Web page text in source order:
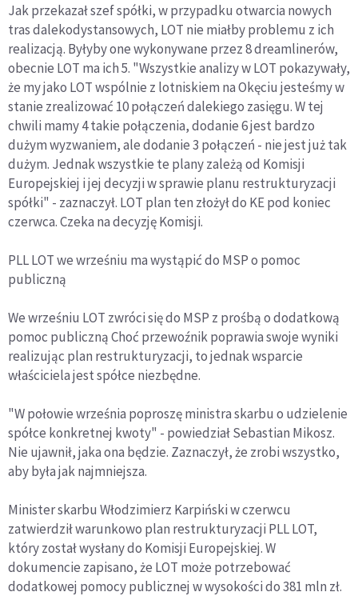
Jak przekazał szef spółki, w przypadku otwarcia nowych
tras dalekodystansowych, LOT nie miałby problemu z ich
realizacją. Byłyby one wykonywane przez 8 dreamlinerów,
obecnie LOT ma ich 5. "Wszystkie analizy w LOT pokazywały,
że my jako LOT wspólnie z lotniskiem na Okęciu jesteśmy w
stanie zrealizować 10 połączeń dalekiego zasięgu. W tej
chwili mamy 4 takie połączenia, dodanie 6 jest bardzo
dużym wyzwaniem, ale dodanie 3 połączeń - nie jest już tak
dużym. Jednak wszystkie te plany zależą od Komisji
Europejskiej i jej decyzji w sprawie planu restrukturyzacji
spółki" - zaznaczył. LOT plan ten złożył do KE pod koniec
czerwca. Czeka na decyzję Komisji.
PLL LOT we wrześniu ma wystąpić do MSP o pomoc
publiczną
We wrześniu LOT zwróci się do MSP z prośbą o dodatkową
pomoc publiczną Choć przewoźnik poprawia swoje wyniki
realizując plan restrukturyzacji, to jednak wsparcie
właściciela jest spółce niezbędne.
"W połowie września poproszę ministra skarbu o udzielenie
spółce konkretnej kwoty" - powiedział Sebastian Mikosz.
Nie ujawnił, jaka ona będzie. Zaznaczył, że zrobi wszystko,
aby była jak najmniejsza.
Minister skarbu Włodzimierz Karpiński w czerwcu
zatwierdził warunkowo plan restrukturyzacji PLL LOT,
który został wysłany do Komisji Europejskiej. W
dokumencie zapisano, że LOT może potrzebować
dodatkowej pomocy publicznej w wysokości do 381 mln zł.